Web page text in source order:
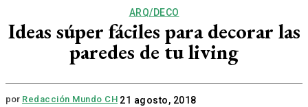
ARQ/DECO
Ideas súper fáciles para decorar las
paredes de tu living
por Redacción Mundo CH 21 agosto, 2018